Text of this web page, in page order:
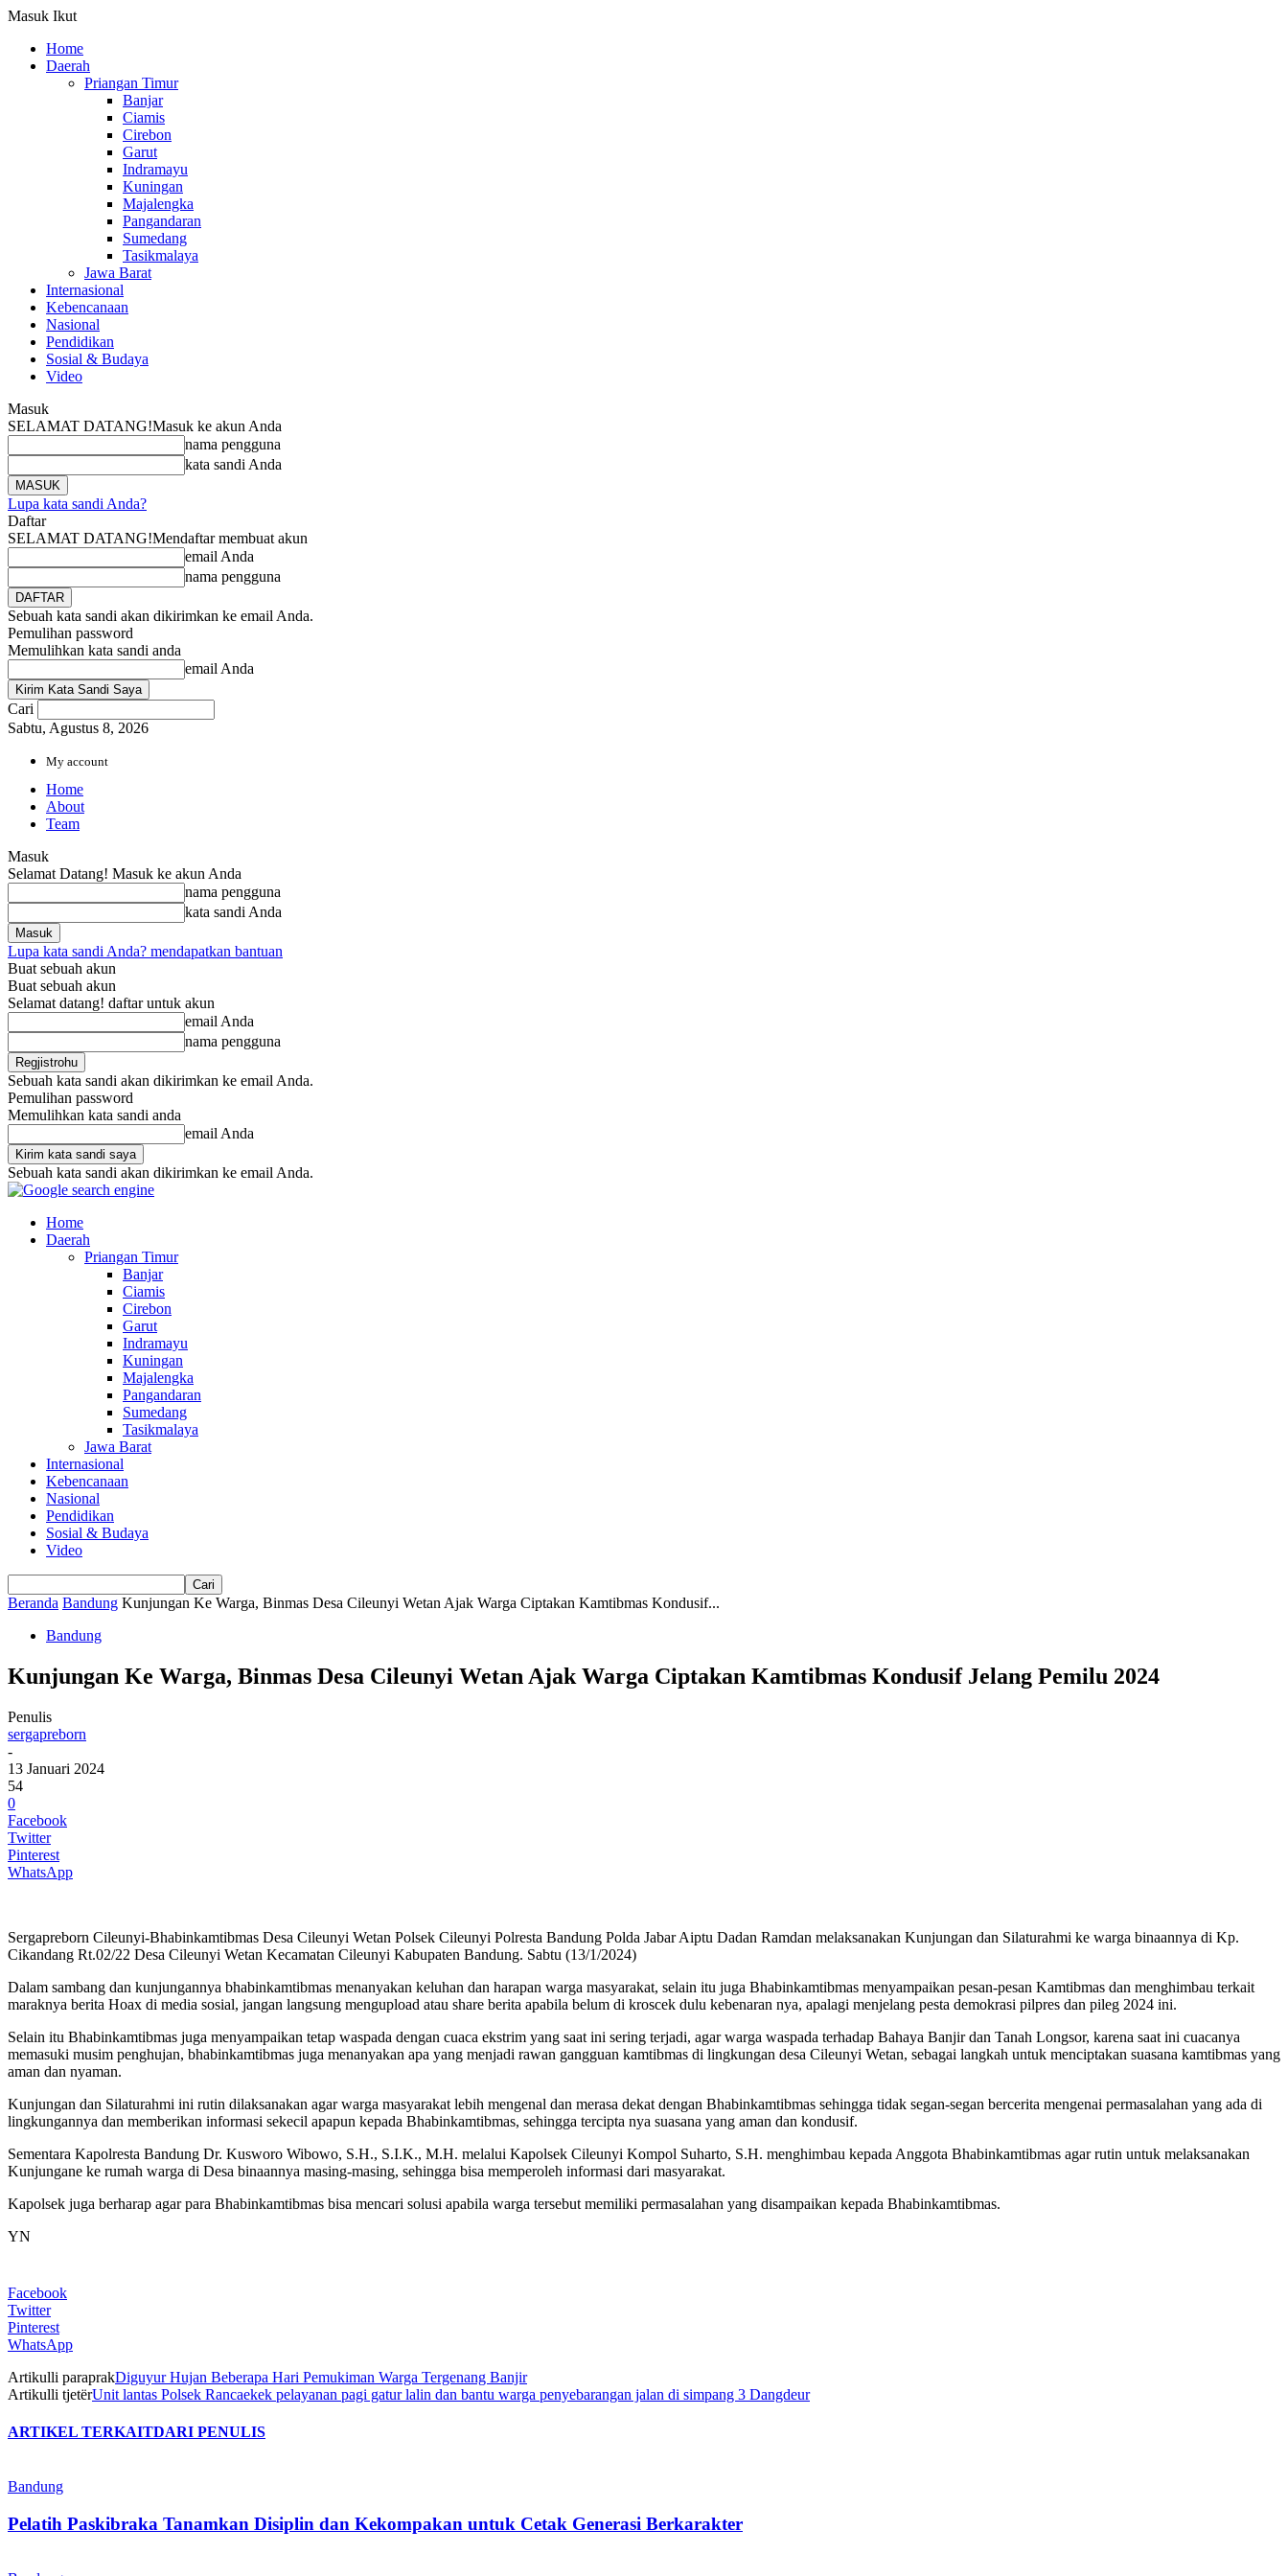
Masuk Ikut
Home
Daerah
Priangan Timur
Banjar
Ciamis
Cirebon
Garut
Indramayu
Kuningan
Majalengka
Pangandaran
Sumedang
Tasikmalaya
Jawa Barat
Internasional
Kebencanaan
Nasional
Pendidikan
Sosial & Budaya
Video
Masuk
SELAMAT DATANG!Masuk ke akun Anda
nama pengguna
kata sandi Anda
Lupa kata sandi Anda?
Daftar
SELAMAT DATANG!Mendaftar membuat akun
email Anda
nama pengguna
Sebuah kata sandi akan dikirimkan ke email Anda.
Pemulihan password
Memulihkan kata sandi anda
email Anda
Cari
Sabtu, Agustus 8, 2026
My account
Home
About
Team
Masuk
Selamat Datang! Masuk ke akun Anda
nama pengguna
kata sandi Anda
Lupa kata sandi Anda? mendapatkan bantuan
Buat sebuah akun
Buat sebuah akun
Selamat datang! daftar untuk akun
email Anda
nama pengguna
Sebuah kata sandi akan dikirimkan ke email Anda.
Pemulihan password
Memulihkan kata sandi anda
email Anda
Sebuah kata sandi akan dikirimkan ke email Anda.
Home
Daerah
Priangan Timur
Banjar
Ciamis
Cirebon
Garut
Indramayu
Kuningan
Majalengka
Pangandaran
Sumedang
Tasikmalaya
Jawa Barat
Internasional
Kebencanaan
Nasional
Pendidikan
Sosial & Budaya
Video
Beranda Bandung Kunjungan Ke Warga, Binmas Desa Cileunyi Wetan Ajak Warga Ciptakan Kamtibmas Kondusif...
Bandung
Kunjungan Ke Warga, Binmas Desa Cileunyi Wetan Ajak Warga Ciptakan Kamtibmas Kondusif Jelang Pemilu 2024
Penulis
sergapreborn
-
13 Januari 2024
54
0
Facebook
Twitter
Pinterest
WhatsApp
Sergapreborn Cileunyi-Bhabinkamtibmas Desa Cileunyi Wetan Polsek Cileunyi Polresta Bandung Polda Jabar Aiptu Dadan Ramdan melaksanakan Kunjungan dan Silaturahmi ke warga binaannya di Kp.
Cikandang Rt.02/22 Desa Cileunyi Wetan Kecamatan Cileunyi Kabupaten Bandung. Sabtu (13/1/2024)
Dalam sambang dan kunjungannya bhabinkamtibmas menanyakan keluhan dan harapan warga masyarakat, selain itu juga Bhabinkamtibmas menyampaikan pesan-pesan Kamtibmas dan menghimbau terkait
maraknya berita Hoax di media sosial, jangan langsung mengupload atau share berita apabila belum di kroscek dulu kebenaran nya, apalagi menjelang pesta demokrasi pilpres dan pileg 2024 ini.
Selain itu Bhabinkamtibmas juga menyampaikan tetap waspada dengan cuaca ekstrim yang saat ini sering terjadi, agar warga waspada terhadap Bahaya Banjir dan Tanah Longsor, karena saat ini cuacanya
memasuki musim penghujan, bhabinkamtibmas juga menanyakan apa yang menjadi rawan gangguan kamtibmas di lingkungan desa Cileunyi Wetan, sebagai langkah untuk menciptakan suasana kamtibmas yang
aman dan nyaman.
Kunjungan dan Silaturahmi ini rutin dilaksanakan agar warga masyarakat lebih mengenal dan merasa dekat dengan Bhabinkamtibmas sehingga tidak segan-segan bercerita mengenai permasalahan yang ada di
lingkungannya dan memberikan informasi sekecil apapun kepada Bhabinkamtibmas, sehingga tercipta nya suasana yang aman dan kondusif.
Sementara Kapolresta Bandung Dr. Kusworo Wibowo, S.H., S.I.K., M.H. melalui Kapolsek Cileunyi Kompol Suharto, S.H. menghimbau kepada Anggota Bhabinkamtibmas agar rutin untuk melaksanakan
Kunjungane ke rumah warga di Desa binaannya masing-masing, sehingga bisa memperoleh informasi dari masyarakat.
Kapolsek juga berharap agar para Bhabinkamtibmas bisa mencari solusi apabila warga tersebut memiliki permasalahan yang disampaikan kepada Bhabinkamtibmas.
YN
Facebook
Twitter
Pinterest
WhatsApp
Artikulli paraprakDiguyur Hujan Beberapa Hari Pemukiman Warga Tergenang Banjir
Artikulli tjetërUnit lantas Polsek Rancaekek pelayanan pagi gatur lalin dan bantu warga penyebarangan jalan di simpang 3 Dangdeur
ARTIKEL TERKAITDARI PENULIS
Bandung
Pelatih Paskibraka Tanamkan Disiplin dan Kekompakan untuk Cetak Generasi Berkarakter